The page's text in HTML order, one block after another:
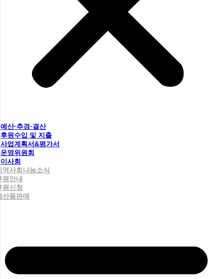
예산·추경·결산
후원수입 및 지출
사업계획서&평가서
운영위원회
이사회
역사회나눔소식
원안내
원신청
산품판매